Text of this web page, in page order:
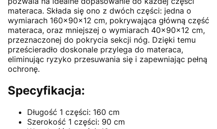
materaca. Składa się ono z dwóch części: jedna o
wymiarach 160x90x12 cm, pokrywająca główną część
materaca, oraz mniejszej o wymiarach 40x90x12 cm,
przeznaczonej do pokrycia sekcji nóg. Dzięki temu
prześcieradło doskonale przylega do materaca,
eliminując ryzyko przesuwania się i zapewniając pełną
ochronę.
Specyfikacja:
Długość 1 części: 160 cm
Szerokość 1 części: 90 cm